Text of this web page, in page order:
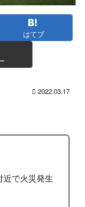
はてブ
2022.03.17
で火災発生